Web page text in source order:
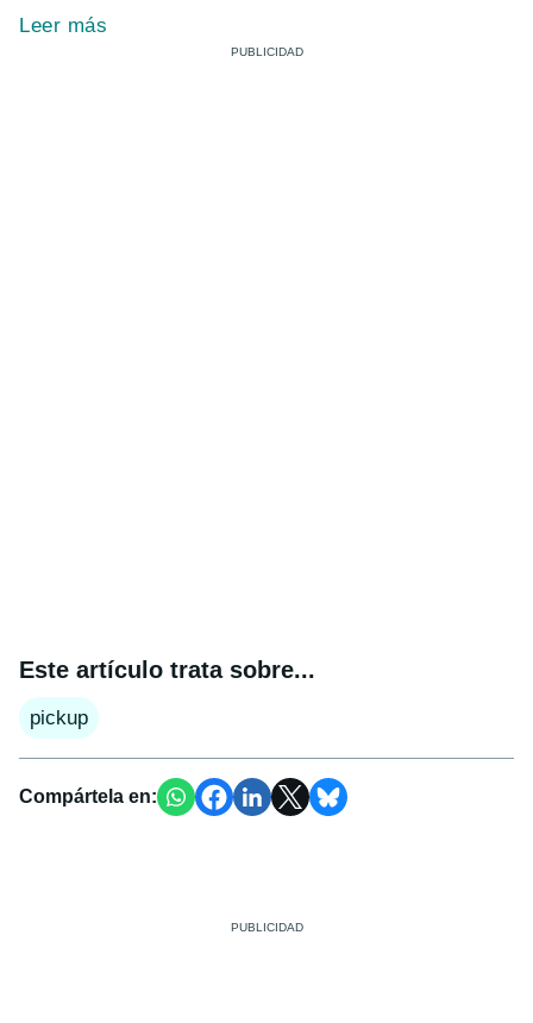
Leer más
Este artículo trata sobre...
pickup
Compártela en: